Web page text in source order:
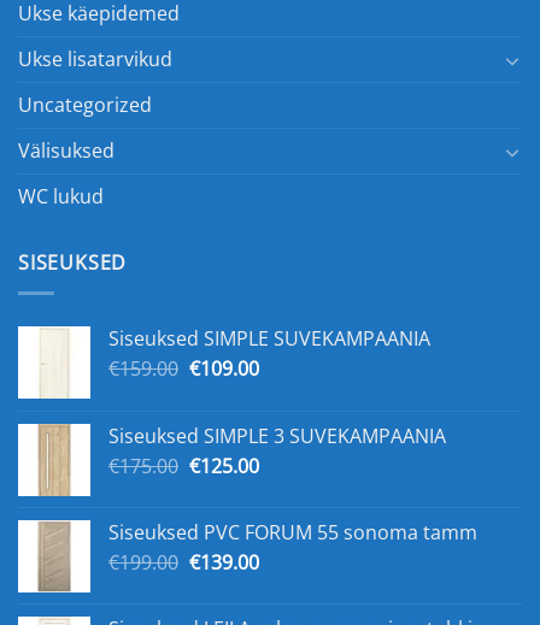
Ukse käepidemed
Ukse lisatarvikud
Uncategorized
Välisuksed
WC lukud
SISEUKSED
Siseuksed SIMPLE SUVEKAMPAANIA
€159.00 Algne
€159.00.
€109.00Praegune
€109.00.
Siseuksed SIMPLE 3 SUVEKAMPAANIA
€175.00 Algne
€175.00.
€125.00Praegune
€125.00.
Siseuksed PVC FORUM 55 sonoma tamm
€199.00 Algne
€139.00Praegune